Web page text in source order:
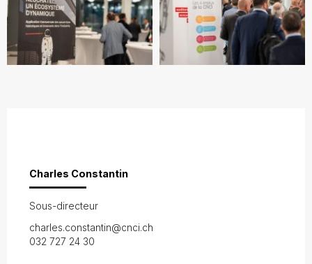
Charles Constantin
Sous-directeur
charles.constantin@cnci.ch
032 727 24 30